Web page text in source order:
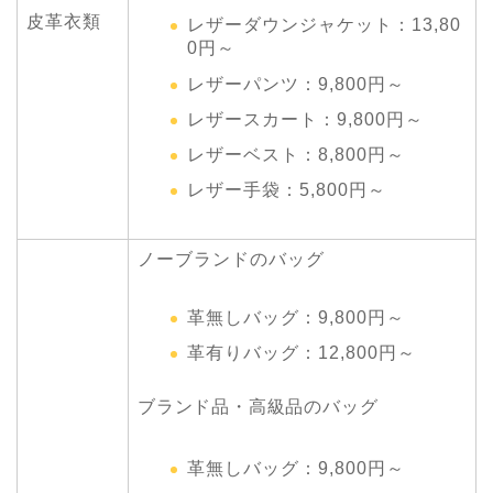
皮革衣類
レザーダウンジャケット：13,80
0円～
レザーパンツ：9,800円～
レザースカート：9,800円～
レザーベスト：8,800円～
レザー手袋：5,800円～
ノーブランドのバッグ
革無しバッグ：9,800円～
革有りバッグ：12,800円～
ブランド品・高級品のバッグ
革無しバッグ：9,800円～